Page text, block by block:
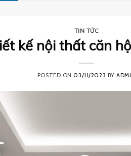
TIN TỨC
kế nội thất căn
POSTED ON 03/11/2023 BY